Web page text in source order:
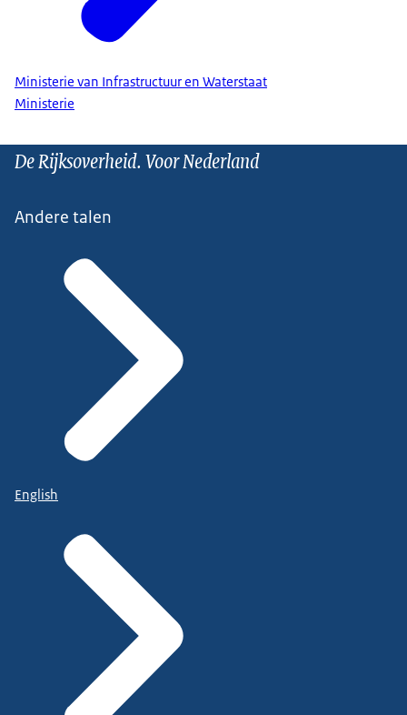
Ministerie van Infrastructuur en Waterstaat
Ministerie
De Rijksoverheid. Voor Nederland
Andere talen
English